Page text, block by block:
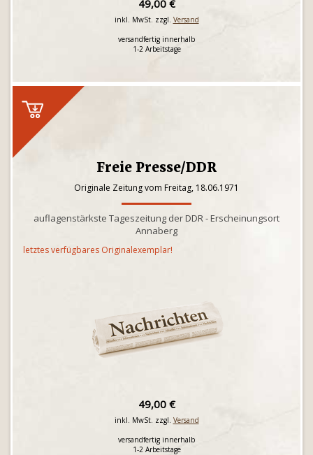
49,00 €
inkl. MwSt. zzgl. Versand
versandfertig innerhalb
1-2 Arbeitstage
Freie Presse/DDR
Originale Zeitung vom Freitag, 18.06.1971
auflagenstärkste Tageszeitung der DDR - Erscheinungsort
Annaberg
letztes verfügbares Originalexemplar!
49,00 €
inkl. MwSt. zzgl. Versand
versandfertig innerhalb
1-2 Arbeitstage